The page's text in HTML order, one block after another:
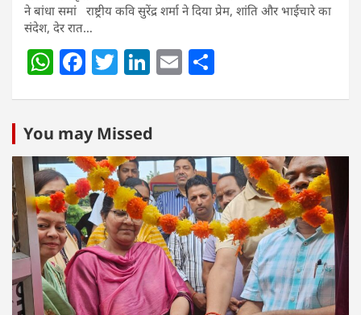
ने बांधा समां राष्ट्रीय कवि सुरेंद्र शर्मा ने दिया प्रेम, शांति और भाईचारे का
संदेश, देर रात…
W
s
A
p
p
F
e
b
o
o
k
T
er
Li
e
dI
n
E
You may Missed